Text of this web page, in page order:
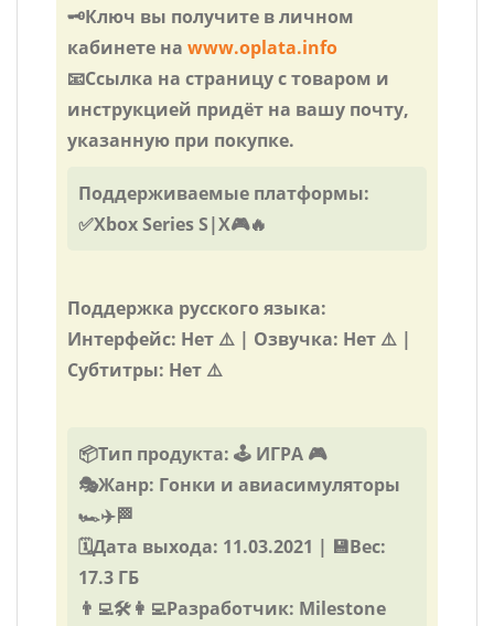
🗝️Ключ вы получите в личном
кабинете на www.oplata.info
📧Ссылка на страницу с товаром и
инструкцией придёт на вашу почту,
указанную при покупке.
Поддерживаемые платформы:
✅Xbox Series S|X🎮🔥
Поддержка русского языка:
Интерфейс: Нет ⚠️ | Озвучка: Нет ⚠️ |
Субтитры: Нет ⚠️
📦Тип продукта: 🕹️ ИГРА 🎮
🎭Жанр: Гонки и авиасимуляторы
🏎️✈️🏁
🗓️Дата выхода: 11.03.2021 | 💾Вес:
17.3 ГБ
👨‍💻🛠️👩‍💻Разработчик: Milestone